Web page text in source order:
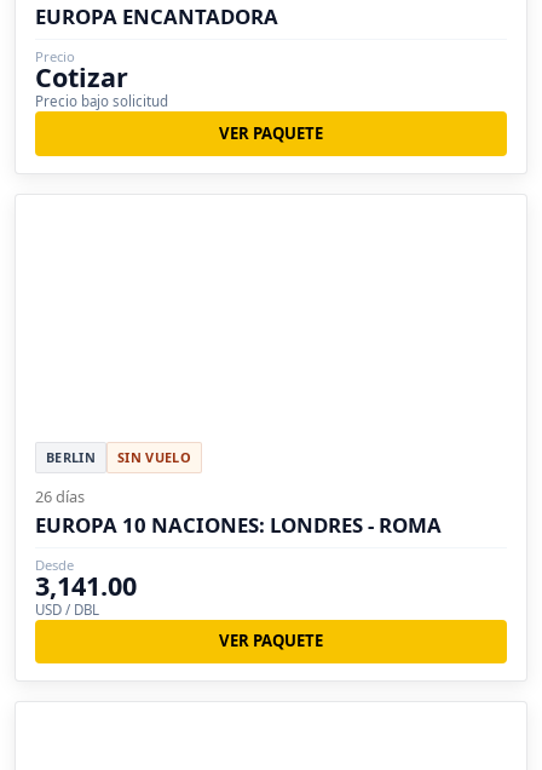
EUROPA ENCANTADORA
Precio
Cotizar
Precio bajo solicitud
VER PAQUETE
BERLIN SIN VUELO
26 días
EUROPA 10 NACIONES: LONDRES - ROMA
Desde
3,141.00
USD / DBL
VER PAQUETE